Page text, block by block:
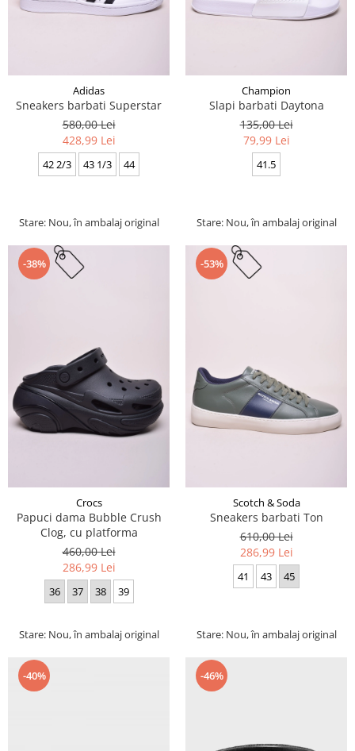
Adidas
Sneakers barbati Superstar
580,00 Lei
428,99 Lei
42 2/3 43 1/3 44
Stare: Nou, în ambalaj original
Champion
Slapi barbati Daytona
135,00 Lei
79,99 Lei
41.5
Stare: Nou, în ambalaj original
-38%
Crocs
Papuci dama Bubble Crush
Clog, cu platforma
460,00 Lei
286,99 Lei
36 37 38 39
Stare: Nou, în ambalaj original
-53%
Scotch & Soda
Sneakers barbati Ton
610,00 Lei
286,99 Lei
41 43 45
Stare: Nou, în ambalaj original
-40% -46%